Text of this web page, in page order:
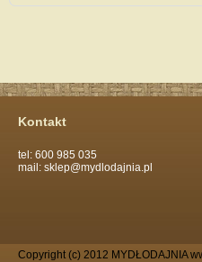
Kontakt
tel: 600 985 035
mail: sklep@mydlodajnia.pl
Copyright (c) 2012 MYDŁODAJNIA